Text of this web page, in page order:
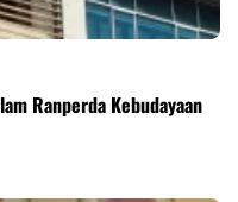
Ranperda Kebudayaan